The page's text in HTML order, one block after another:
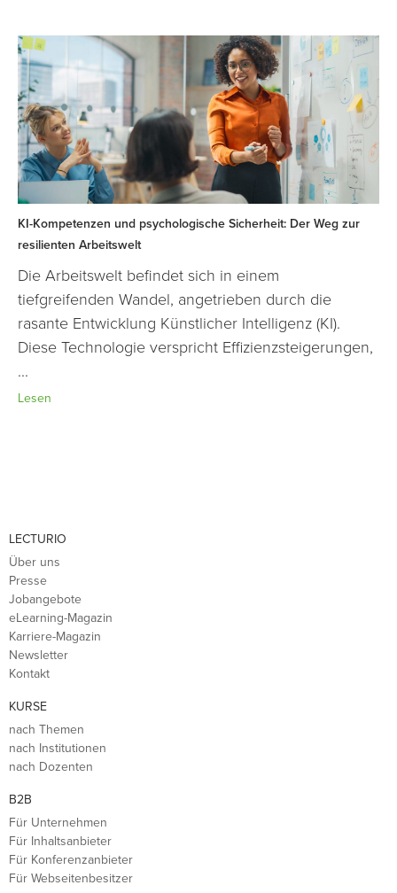
KI-Kompetenzen und psychologische Sicherheit: Der Weg zur
resilienten Arbeitswelt
Die Arbeitswelt befindet sich in einem
tiefgreifenden Wandel, angetrieben durch die
rasante Entwicklung Künstlicher Intelligenz (KI).
Diese Technologie verspricht Effizienzsteigerungen,
...
Lesen
LECTURIO
Über uns
Presse
Jobangebote
eLearning-Magazin
Karriere-Magazin
Newsletter
Kontakt
KURSE
nach Themen
nach Institutionen
nach Dozenten
B2B
Für Unternehmen
Für Inhaltsanbieter
Für Konferenzanbieter
Für Webseitenbesitzer